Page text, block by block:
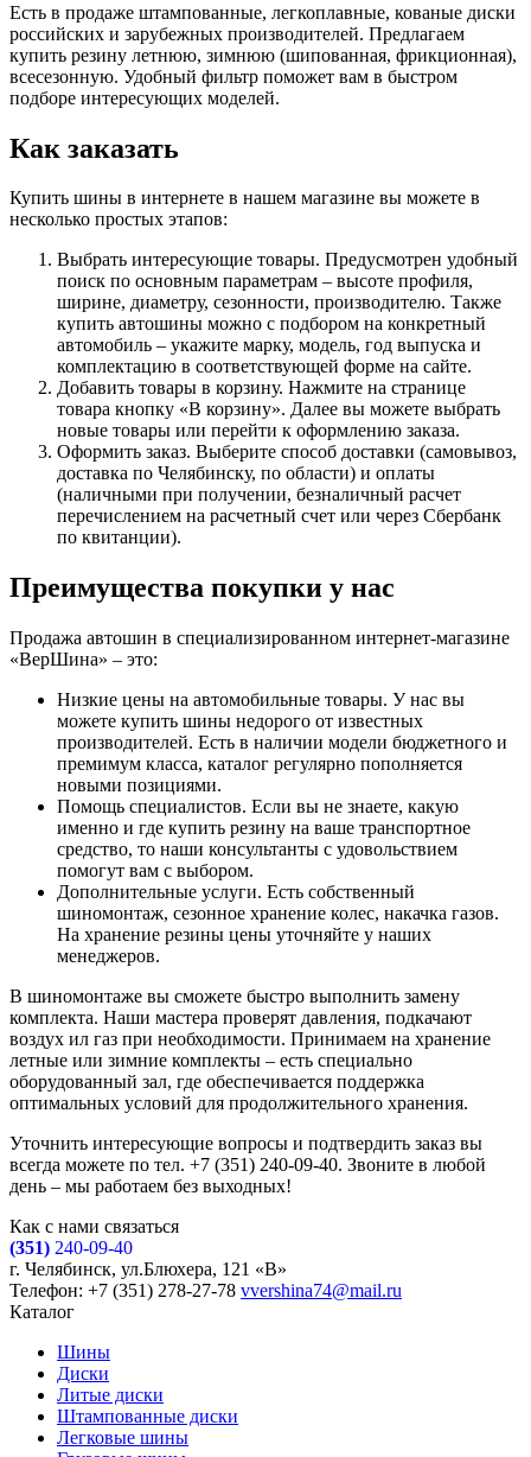
Есть в продаже штампованные, легкоплавные, кованые диски
российских и зарубежных производителей. Предлагаем
купить резину летнюю, зимнюю (шипованная, фрикционная),
всесезонную. Удобный фильтр поможет вам в быстром
подборе интересующих моделей.
Как заказать
Купить шины в интернете в нашем магазине вы можете в
несколько простых этапов:
Выбрать интересующие товары. Предусмотрен удобный
поиск по основным параметрам – высоте профиля,
ширине, диаметру, сезонности, производителю. Также
купить автошины можно с подбором на конкретный
автомобиль – укажите марку, модель, год выпуска и
комплектацию в соответствующей форме на сайте.
Добавить товары в корзину. Нажмите на странице
товара кнопку «В корзину». Далее вы можете выбрать
новые товары или перейти к оформлению заказа.
Оформить заказ. Выберите способ доставки (самовывоз,
доставка по Челябинску, по области) и оплаты
(наличными при получении, безналичный расчет
перечислением на расчетный счет или через Сбербанк
по квитанции).
Преимущества покупки у нас
Продажа автошин в специализированном интернет-магазине
«ВерШина» – это:
Низкие цены на автомобильные товары. У нас вы
можете купить шины недорого от известных
производителей. Есть в наличии модели бюджетного и
премимум класса, каталог регулярно пополняется
новыми позициями.
Помощь специалистов. Если вы не знаете, какую
именно и где купить резину на ваше транспортное
средство, то наши консультанты с удовольствием
помогут вам с выбором.
Дополнительные услуги. Есть собственный
шиномонтаж, сезонное хранение колес, накачка газов.
На хранение резины цены уточняйте у наших
менеджеров.
В шиномонтаже вы сможете быстро выполнить замену
комплекта. Наши мастера проверят давления, подкачают
воздух ил газ при необходимости. Принимаем на хранение
летные или зимние комплекты – есть специально
оборудованный зал, где обеспечивается поддержка
оптимальных условий для продолжительного хранения.
Уточнить интересующие вопросы и подтвердить заказ вы
всегда можете по тел. +7 (351) 240-09-40. Звоните в любой
день – мы работаем без выходных!
Как с нами связаться
(351) 240-09-40
г. Челябинск, ул.Блюхера, 121 «В»
Телефон: +7 (351) 278-27-78 vvershina74@mail.ru
Каталог
Шины
Диски
Литые диски
Штампованные диски
Легковые шины